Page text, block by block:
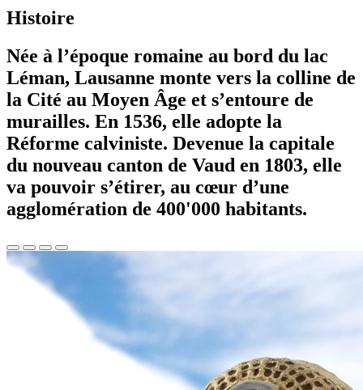
Histoire
Née à l’époque romaine au bord du lac
Léman, Lausanne monte vers la colline de
la Cité au Moyen Âge et s’entoure de
murailles. En 1536, elle adopte la
Réforme calviniste. Devenue la capitale
du nouveau canton de Vaud en 1803, elle
va pouvoir s’étirer, au cœur d’une
agglomération de 400'000 habitants.